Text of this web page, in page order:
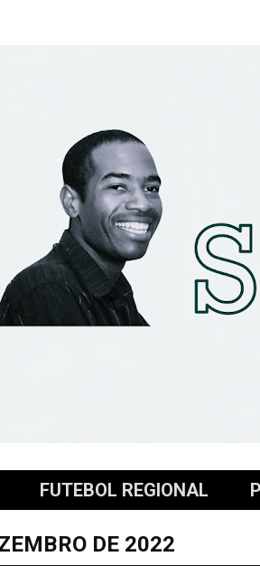
FUTEBOL REGIONAL
DE 2022